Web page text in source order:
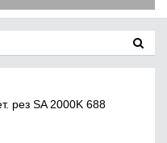
рез SA 2000K 688